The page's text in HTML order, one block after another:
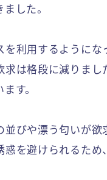
した。
を利用するように
求は格段に減りま
す。
並びや漂う匂いが
惑を避けられるた